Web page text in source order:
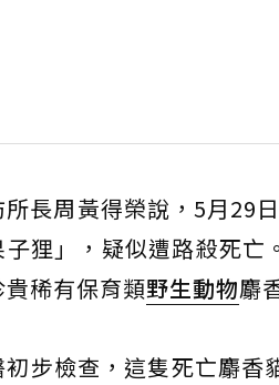
所長周黃得榮說，5月29
子狸」，疑似遭路殺死
貴稀有保育類野生動物麝
初步檢查，這隻死亡麝